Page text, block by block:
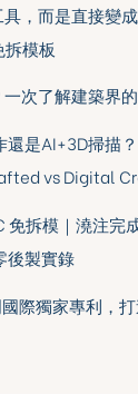
，而是直接變
模板
次了解建築界
還是AI+3D掃描
vs Digital
免拆模｜澆注完
後製實錄
際獨家專利，